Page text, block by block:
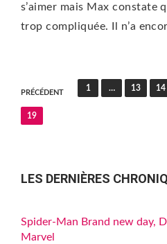
s’aimer mais Max constate
trop compliquée. Il n’a
Pagination
des
publications
PRÉCÉDENT
1 … 13 14
19
LES DERNIÈRES
Spider-Man Brand new day,
Marvel